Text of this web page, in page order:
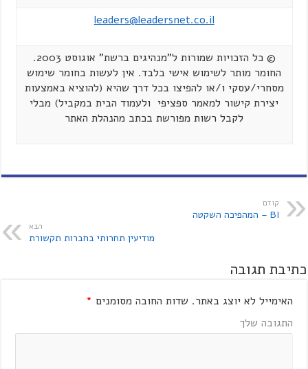
leaders@leadersnet.co.il
© כל הזכויות שמורות ל"מנהיגים ברשת" אוגוסט 2003.
החומר מותר לשימוש אישי בלבד. אין לעשות בחומר שימוש
מסחרי/עסקי ו/או להפיצו בכל דרך שהיא (להוציא באמצעות
יצירת קישור למאמר ספציפי ולעמוד הבית במקביל) מבלי
לקבל רשות מפורשת בכתב מהנהלת האתר
קודם
BI – המהפיכה השקטה
הבא
מודיעין תחרותי בחברות תקשורת
כתיבת תגובה
האימייל לא יוצג באתר. שדות החובה מסומנים *
התגובה שלך